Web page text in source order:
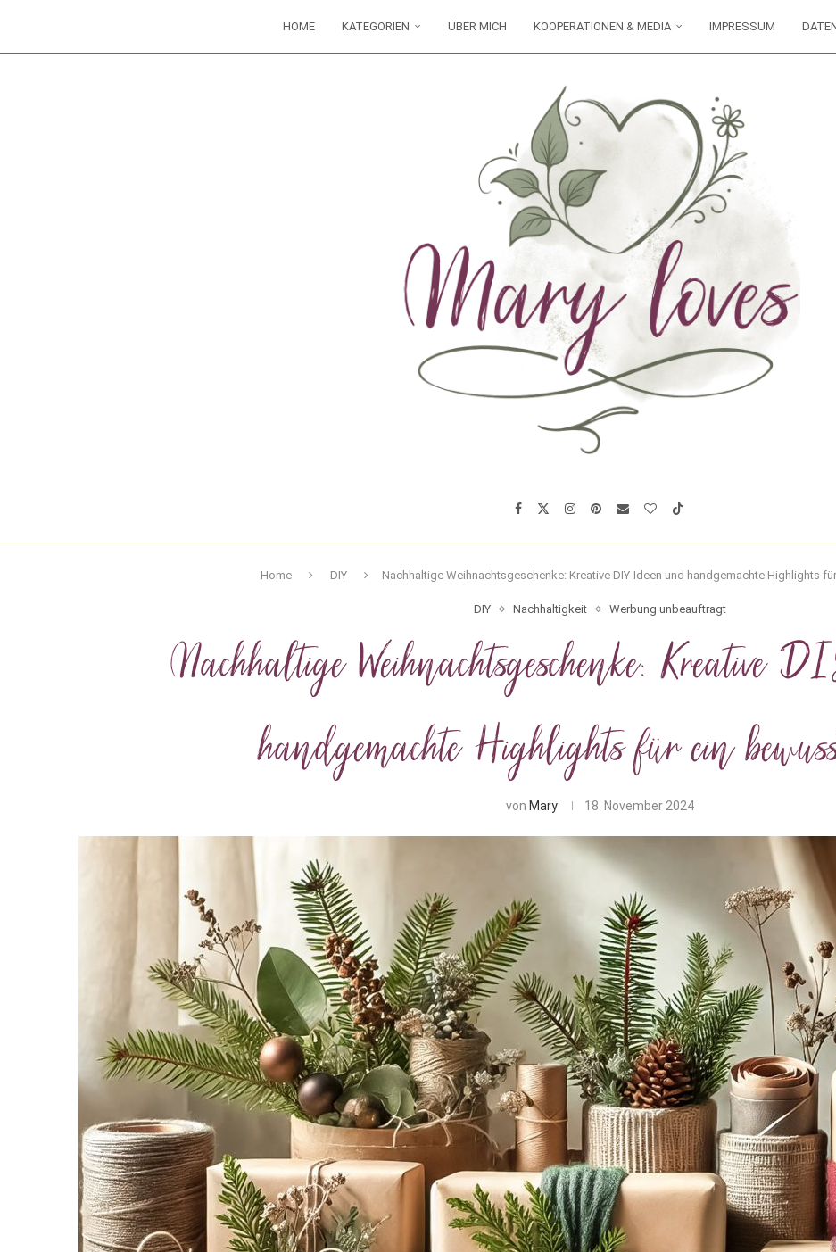
HOME KATEGORIEN ÜBER MICH KOOPERATIONEN & MEDIA IMPRESSUM
Home DIY Nachhaltige Weihnachtsgeschenke: Kreative DIY-Ideen und handgemachte Highlights
DIY Nachhaltigkeit Werbung unbeauftragt
Nachhaltige Weihnachtsgeschenke: Kreative
handgemachte Highlights für ein
von Mary 18. November 2024